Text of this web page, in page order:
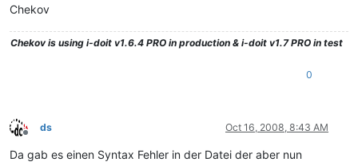
Chekov
Chekovis using i-doit v1.6.4 PRO in production & i-doit v1.7 PRO in test
0
Offline
ds Oct 16, 2008, 8:43 AM
Da gab es einen Syntax Fehler in der Datei der aber nun